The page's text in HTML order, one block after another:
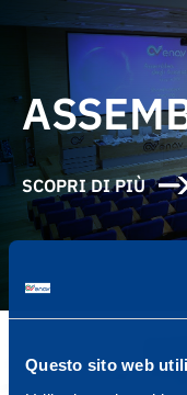
Questo sito web
SCOPRI DI PIÙ